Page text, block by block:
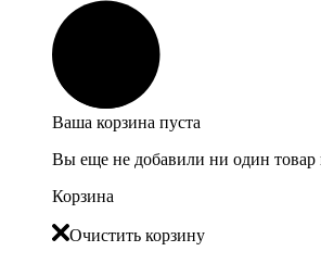
Ваша корзина пуста
Вы еще не добавили ни один товар
Корзина
Очистить корзину